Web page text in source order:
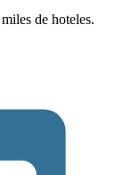
de hoteles.